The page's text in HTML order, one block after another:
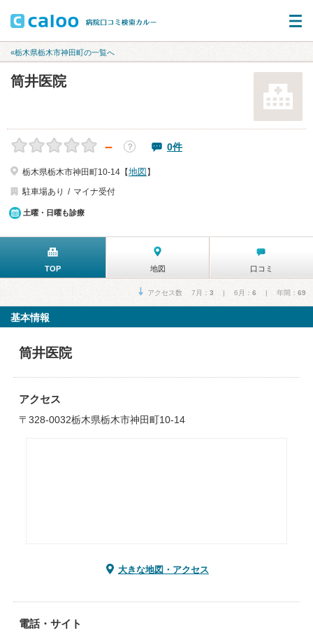
«栃木県栃木市神田町の一覧へ
筒井医院
－ ？ 0件
栃木県栃木市神田町10-14【地図 】
駐車場あり
マイナ受付
土曜・日曜も診療
TOP 地図 口コミ
アクセス数 7月： 3 | 6月： 6 | 年間： 69
基本情報
筒井医院
アクセス
〒328-0032栃木県栃木市神田町10-14
大きな地図・アクセス
電話・サイト